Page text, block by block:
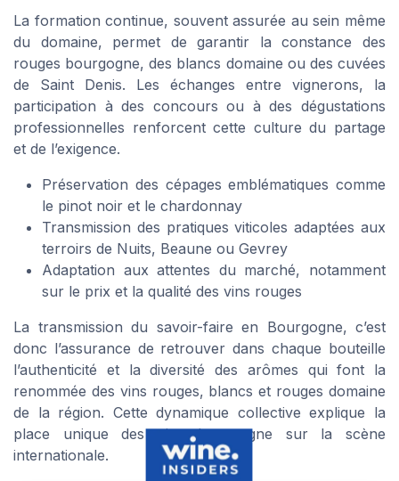
La formation continue, souvent assurée au sein même
du domaine, permet de garantir la constance des
rouges bourgogne, des blancs domaine ou des cuvées
de Saint Denis. Les échanges entre vignerons, la
participation à des concours ou à des dégustations
professionnelles renforcent cette culture du partage
et de l’exigence.
Préservation des cépages emblématiques comme
le pinot noir et le chardonnay
Transmission des pratiques viticoles adaptées aux
terroirs de Nuits, Beaune ou Gevrey
Adaptation aux attentes du marché, notamment
sur le prix et la qualité des vins rouges
La transmission du savoir-faire en Bourgogne, c’est
donc l’assurance de retrouver dans chaque bouteille
l’authenticité et la diversité des arômes qui font la
renommée des vins rouges, blancs et rouges domaine
de la région. Cette dynamique collective explique la
place unique des vins bourgogne sur la scène
internationale.